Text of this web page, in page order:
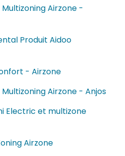
Airzone -
Produit Aidoo
- Airzone
Airzone - Anjos
Electric et multizone
Airzone